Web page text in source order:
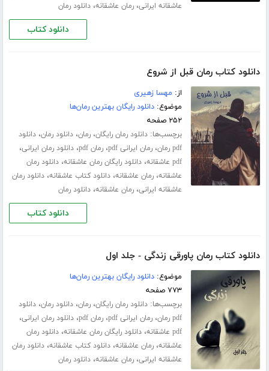
عاشقانه ایرانی،رمان عاشقانه،دانلود رمان
دانلود کتاب
دانلود کتاب رمان قبل از شروع
از: مهسا زهیری
موضوع:دانلود رایگان بهترین رمان‌ها
۲۵۲ صفحه
برچسب‌ها:دانلود رمان رایگان،رمان،دانلود رمان،دانلود
pdf رمان
،رمان ایرانی pdf ،رمان pdf ،دانلود رمان ایرانی،
pdf عاشقانه ،دانلود رایگان رمان عاشقانه،دانلود رمان
عاشقانه،رمان عاشقانه،دانلود کتاب عاشقانه،دانلود رمان
عاشقانه ایرانی،رمان عاشقانه،دانلود رمان
دانلود کتاب
دانلود کتاب رمان پاورقی زندگی - جلد اول
موضوع:دانلود رایگان بهترین رمان‌ها
۷۷۳ صفحه
برچسب‌ها:دانلود رمان رایگان،رمان،دانلود رمان،دانلود
pdf رمان
،رمان ایرانی pdf ،رمان pdf ،دانلود رمان ایرانی،
pdf عاشقانه ،دانلود رایگان رمان عاشقانه،دانلود رمان
عاشقانه،رمان عاشقانه،دانلود کتاب عاشقانه،دانلود رمان
عاشقانه ایرانی،رمان عاشقانه،دانلود رمان